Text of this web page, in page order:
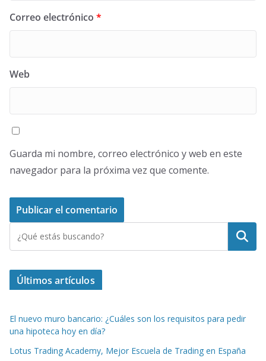
Correo electrónico *
Web
Guarda mi nombre, correo electrónico y web en este
navegador para la próxima vez que comente.
Buscar
Últimos artículos
El nuevo muro bancario: ¿Cuáles son los requisitos para pedir
una hipoteca hoy en día?
Lotus Trading Academy, Mejor Escuela de Trading en España